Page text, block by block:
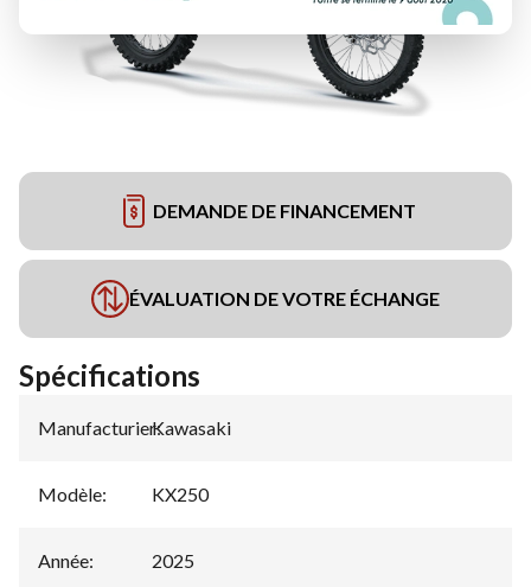
DEMANDE DE FINANCEMENT
ÉVALUATION DE VOTRE ÉCHANGE
Spécifications
Manufacturier:
Kawasaki
Modèle: KX250
Année: 2025